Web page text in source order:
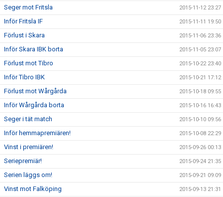
Seger mot Fritsla 2015-11-12 23:27
Inför Fritsla IF 2015-11-11 19:50
Förlust i Skara 2015-11-06 23:36
Inför Skara IBK borta 2015-11-05 23:07
Förlust mot Tibro 2015-10-22 23:40
Inför Tibro IBK 2015-10-21 17:12
Förlust mot Wårgårda 2015-10-18 09:55
Inför Wårgårda borta 2015-10-16 16:43
Seger i tät match 2015-10-10 09:56
Inför hemmapremiären! 2015-10-08 22:29
Vinst i premiären! 2015-09-26 00:13
Seriepremiär! 2015-09-24 21:35
Serien läggs om! 2015-09-21 09:09
Vinst mot Falköping 2015-09-13 21:31